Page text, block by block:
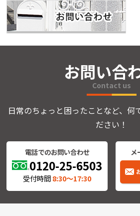
お問い合
Contact us
日常のちょっと困ったことなど、何
ださい！
電話でのお問い合わせ
0120-25-6503
受付時間8:30〜17:30
メ